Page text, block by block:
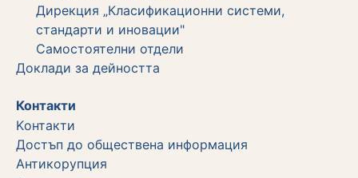
Дирекция „Класификационни системи,
стандарти и иновации"
Самостоятелни отдели
Дoклади за дейността
Контакти
Kонтакти
Достъп до обществена информация
Aнтикорупция